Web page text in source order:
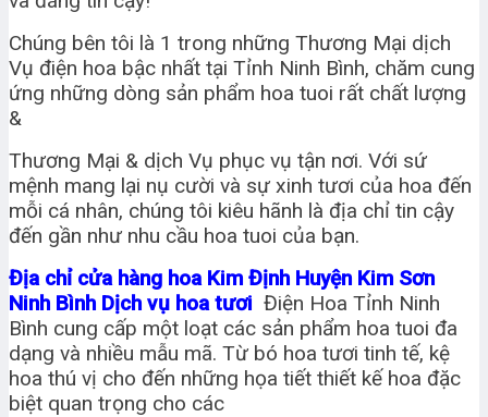
Chúng bên tôi là 1 trong những Thương Mại dịch
Vụ điện hoa bậc nhất tại Tỉnh Ninh Bình, chăm cung
ứng những dòng sản phẩm hoa tuoi rất chất lượng
&
Thương Mại & dịch Vụ phục vụ tận nơi. Với sứ
mệnh mang lại nụ cười và sự xinh tươi của hoa đến
mỗi cá nhân, chúng tôi kiêu hãnh là địa chỉ tin cậy
đến gần như nhu cầu hoa tuoi của bạn.
Địa chỉ cửa hàng hoa Kim Định Huyện Kim Sơn
Ninh Bình Dịch vụ hoa tươi Điện Hoa Tỉnh Ninh
Bình cung cấp một loạt các sản phẩm hoa tuoi đa
dạng và nhiều mẫu mã. Từ bó hoa tươi tinh tế, kệ
hoa thú vị cho đến những họa tiết thiết kế hoa đặc
biệt quan trọng cho các